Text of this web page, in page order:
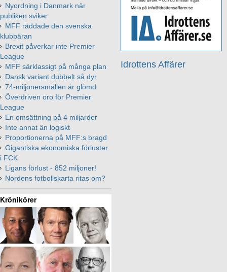
Idrottens Affärer
Nyordning i Danmark när
publiken sviker
MFF räddade den svenska
klubbäran
Brexit påverkar inte Premier
League
MFF särklassigt på många plan
Dansk variant dubbelt så dyr
74-miljonersmällen är glömd
Överdriven oro för Premier
League
En omsättning på 4 miljarder
Inte annat än logiskt
Proportionerna på MFF:s bragd
Gigantiska ekonomiska förluster
i FCK
Ligans förlust - 852 miljoner!
Nordens fotbollskarta ritas om?
Krönikörer